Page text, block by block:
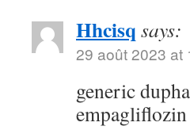
Hhcisq says:
29 août 2023 at
generic